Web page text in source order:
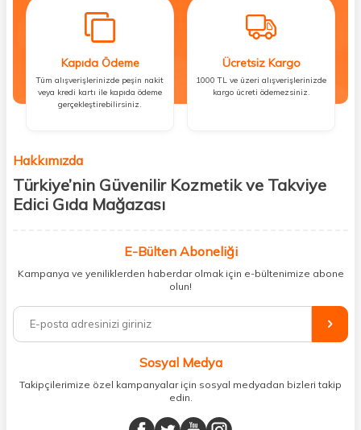
Kapıda Ödeme
Tüm alışverişlerinizde peşin nakit
veya kredi kartı ile kapıda ödeme
gerçekleştirebilirsiniz.
Ücretsiz Kargo
1000 TL ve üzeri alışverişlerinizde
kargo ücreti ödemezsiniz.
Hakkımızda
Türkiye’nin Güvenilir Kozmetik ve Takviye
Edici Gıda Mağazası
kişisel bakım hem de takviye edici gıda ürünlerini sizlerle
buluşturuyoruz. Artık mağaza mağaza dolaşmanıza gerek yok;
ihtiyacınız olan her şeyi tek bir çatı altında topluyor ve kapınıza kadar
%100 orijinal kozmetik ve sağlık ürünleriyle güzelliğinizi tamamlayabilir,
vücudunuzu desteklemek için güvenilir takviye edici gıdalara
minerallere kadar binlerce ürünü uygun fiyat ve hızlı kargo avantajıyla
sunuyoruz.
buluşturuyor ve online alışveriş deneyiminizi en iyi hale getiriyoruz.
E-Bülten Aboneliği
Kampanya ve yeniliklerden haberdar olmak için e-bültenimize abone
olun!
Sosyal Medya
Takipçilerimize özel kampanyalar için sosyal medyadan bizleri takip
edin.